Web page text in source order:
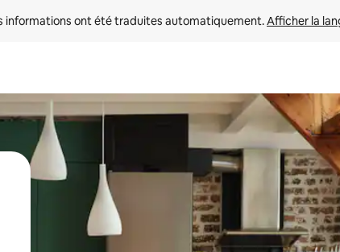
informations ont été traduites automatiquement. Afficher la